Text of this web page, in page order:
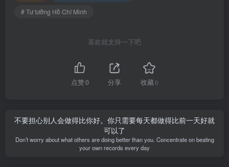
# Tư tưởng Hồ Chí Minh
喜欢就支持一下吧
点赞0 分享 收藏0
不要担心别人会做得比你好。你只需要每天都做得比前一天好就
可以了
Don’t worry about what others are doing better than you. Concentrate on beating
your own records every day